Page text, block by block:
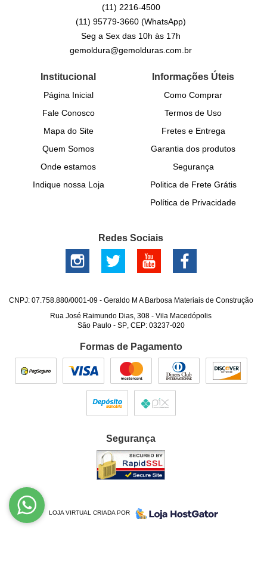
(11) 2216-4500
(11) 95779-3660(WhatsApp)
Seg a Sex das 10h às 17h
gemoldura@gemolduras.com.br
Institucional
Página Inicial
Fale Conosco
Mapa do Site
Quem Somos
Onde estamos
Indique nossa Loja
Informações Úteis
Como Comprar
Termos de Uso
Fretes e Entrega
Garantia dos produtos
Segurança
Politica de Frete Grátis
Política de Privacidade
Redes Sociais
CNPJ: 07.758.880/0001-09 - Geraldo M A Barbosa Materiais de Construção
Rua José Raimundo Dias, 308 -Vila Macedópolis
São Paulo- SP, CEP: 03237-020
Formas de Pagamento
Segurança
LOJA VIRTUAL CRIADA POR